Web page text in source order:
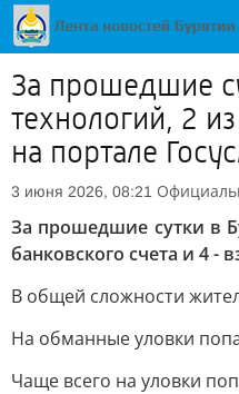
За прошедшие
технологий, 2
на портале
3 июня 2026, 08:21
За прошедшие сутки в
банковского счета и 4 -
В общей сложности
На обманные уловки
Чаще всего на уловки